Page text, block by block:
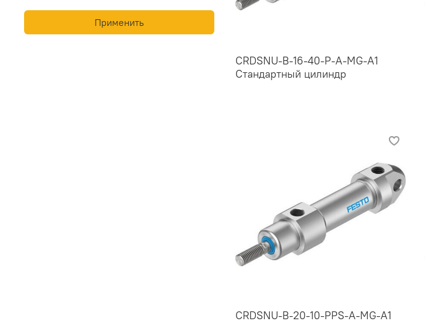
CRDSNU-B-16-40-P-A-MG-A1
Стандартный цилиндр
CRDSNU-B-20-10-PPS-A-MG-A1
Применить